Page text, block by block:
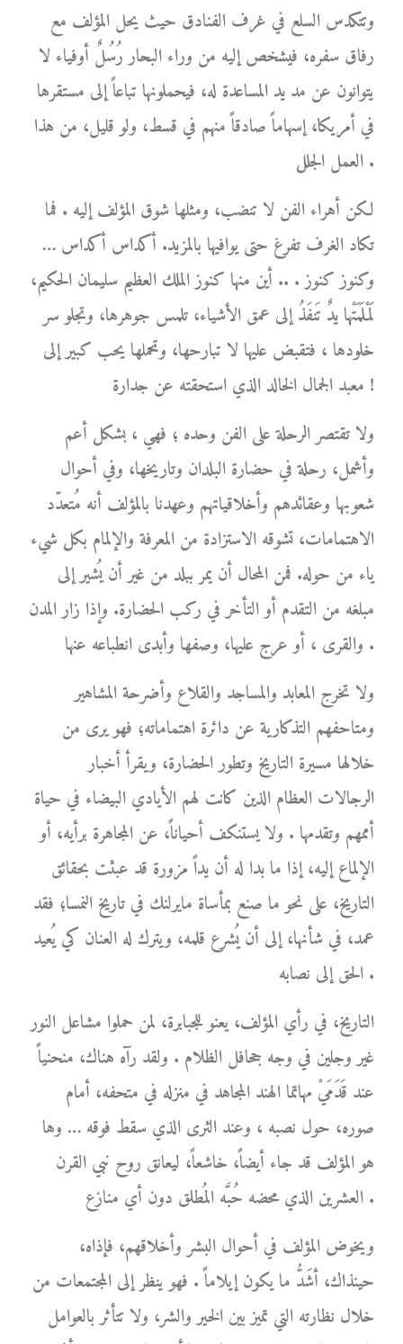
وتتكدس السلع في غرف الفنادق حيث يحل المؤلف مع
رفاق سفره، فيشخص إليه من وراء البحار رُسُلٌ أوفياء لا
يتوانون عن مد يد المساعدة له، فيحملونها تباعاً إلى مستقرها
في أمريكا، إسهاماً صادقاً منهم في قسط، ولو قليل، من هذا
العمل الجلل .
لكن أهراء الفن لا تنضب، ومثلها شوق المؤلف إليه . فما
تكاد الغرف تفرغ حتى يوافيها بالمزيد. أكداس أكداس …
وكنوز كنوز . .. أين منها كنوز الملك العظيم سليمان الحكيم،
لَمْلَمَتْها يدٌ تَنفَذُ إلى عمق الأشياء، تلمس جوهرها، وتجلو سر
خلودها ، فتقبض عليها لا تبارحها، وتحملها يحب كبير إلى
معبد الجمال الخالد الذي استحقته عن جدارة !
ولا تقتصر الرحلة على الفن وحده ؛ فهي ، بشكل أعم
وأشمل، رحلة في حضارة البلدان وتاريخها، وفي أحوال
شعوبها وعقائدهم وأخلاقياتهم وعهدنا بالمؤلف أنه مُتعدّد
الاهتمامات، تشوقه الاستزادة من المعرفة والإلمام بكل شيء
ياء من حوله. فمن المحال أن يمر ببلد من غير أن يُشير إلى
مبلغه من التقدم أو التأخر في ركب الحضارة. وإذا زار المدن
والقرى ، أو عرج عليها، وصفها وأبدى انطباعه عنها .
ولا تخرج المعابد والمساجد والقلاع وأضرحة المشاهير
ومتاحفهم التذكارية عن دائرة اهتماماته؛ فهو يرى من
خلالها مسيرة التاريخ وتطور الحضارة، ويقرأ أخبار
الرجالات العظام الذين كانت لهم الأيادي البيضاء في حياة
أممهم وتقدمها . ولا يستنكف أحياناً، عن المجاهرة برأيه، أو
الإلماع إليه، إذا ما بدا له أن يداً مزورة قد عبثت بحقائق
التاريخ، على نحو ما صنع بمأساة مايرلنك في تاريخ النمسا؛ فقد
عمد، في شأنها، إلى أن يُشرع قلمه، ويترك له العنان كي يُعيد
الحق إلى نصابه .
التاريخ، في رأي المؤلف، يعنو للجبابرة، لمن حملوا مشاعل النور
غير وجلين في وجه جحافل الظلام . ولقد رآه هناك، منحنياً
عند قَدَمَيْ مهاتما الهند المجاهد في منزله في متحفه، أمام
صوره، حول نصبه ، وعند الثرى الذي سقط فوقه … وها
هو المؤلف قد جاء أيضاً، خاشعاً، ليعانق روح نبي القرن
العشرين الذي محضه حُبَّه المُطلق دون أي منازع .
ويخوض المؤلف في أحوال البشر وأخلاقهم، فإذاه،
حينذاك، أشَدُّ ما يكون إيلاماً . فهو ينظر إلى المجتمعات من
خلال نظارته التي تميز بين الخير والشر، ولا تتأثر بالعوامل